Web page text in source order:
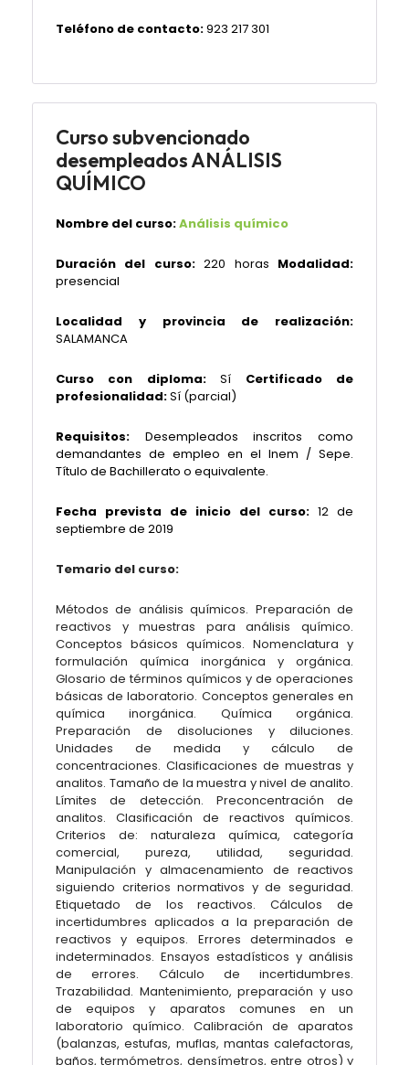
Teléfono de contacto:923 217 301
Curso subvencionado
desempleados ANÁLISIS
QUÍMICO
Nombre del curso:Análisis químico
Duración del curso:220 horas Modalidad:
presencial
Localidad y provincia de realización:
SALAMANCA
Curso con diploma:Sí Certificado de
profesionalidad:Sí (parcial)
Requisitos: Desempleados inscritos como
demandantes de empleo en el Inem / Sepe.
Título de Bachillerato o equivalente.
Fecha prevista de inicio del curso: 12 de
septiembre de 2019
Temario del curso:
Métodos de análisis químicos. Preparación de
reactivos y muestras para análisis químico.
Conceptos básicos químicos. Nomenclatura y
formulación química inorgánica y orgánica.
Glosario de términos químicos y de operaciones
básicas de laboratorio. Conceptos generales en
química inorgánica. Química orgánica.
Preparación de disoluciones y diluciones.
Unidades de medida y cálculo de
concentraciones. Clasificaciones de muestras y
analitos. Tamaño de la muestra y nivel de analito.
Límites de detección. Preconcentración de
analitos. Clasificación de reactivos químicos.
Criterios de: naturaleza química, categoría
comercial, pureza, utilidad, seguridad.
Manipulación y almacenamiento de reactivos
siguiendo criterios normativos y de seguridad.
Etiquetado de los reactivos. Cálculos de
incertidumbres aplicados a la preparación de
reactivos y equipos. Errores determinados e
indeterminados. Ensayos estadísticos y análisis
de errores. Cálculo de incertidumbres.
Trazabilidad. Mantenimiento, preparación y uso
de equipos y aparatos comunes en un
laboratorio químico. Calibración de aparatos
(balanzas, estufas, muflas, mantas calefactoras,
baños, termómetros, densímetros, entre otros) y